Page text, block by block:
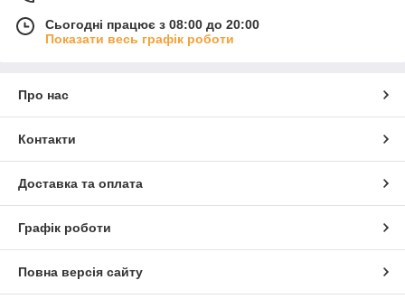
Сьогодні працює з 08:00 до 20:00
Показати весь графік роботи
Про нас
Контакти
Доставка та оплата
Графік роботи
Повна версія сайту